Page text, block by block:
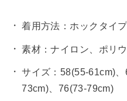
着用方法：ホックタイプ
素材：ナイロン、ポリ
サイズ：58(55-61cm)
73cm)、76(73-79cm)